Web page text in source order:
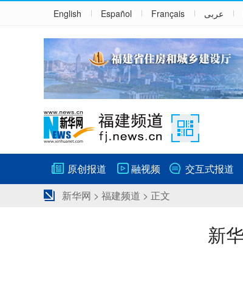
English Español Français عربى
原创报道 融视频 交互式报道
新华网 > 福建频道 > 正文
新